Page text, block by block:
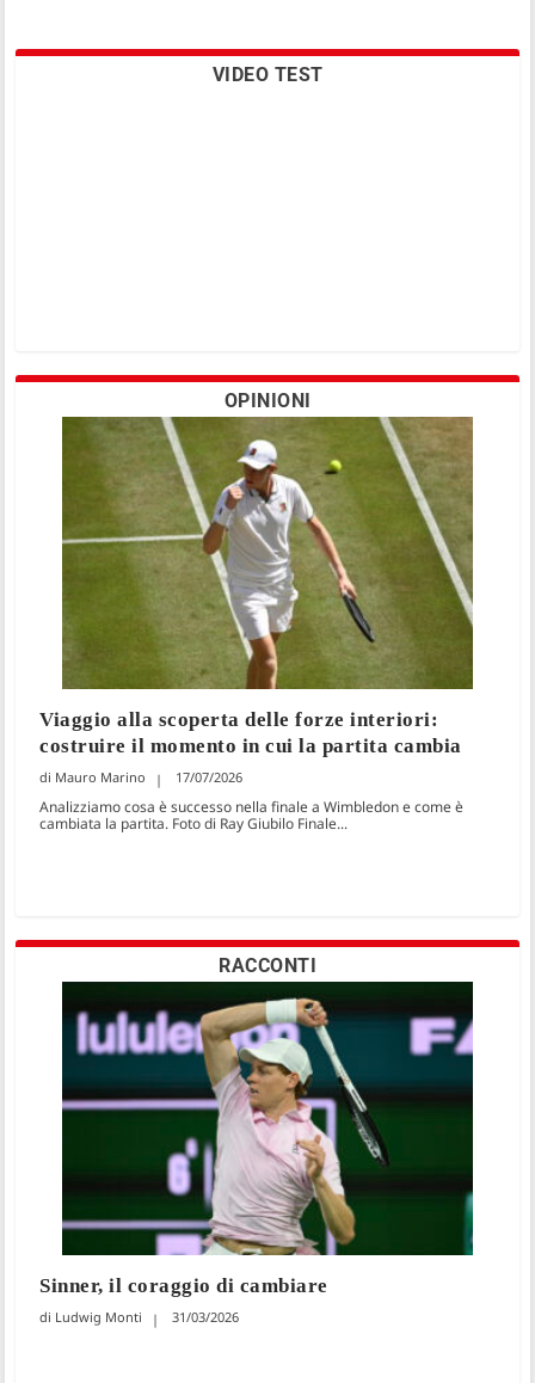
VIDEO TEST
OPINIONI
Viaggio alla scoperta delle forze interiori:
costruire il momento in cui la partita cambia
Mauro Marino 17/07/2026
Analizziamo cosa è successo nella finale a Wimbledon e come è
cambiata la partita. Foto di Ray Giubilo Finale...
RACCONTI
Sinner, il coraggio di cambiare
Ludwig Monti 31/03/2026